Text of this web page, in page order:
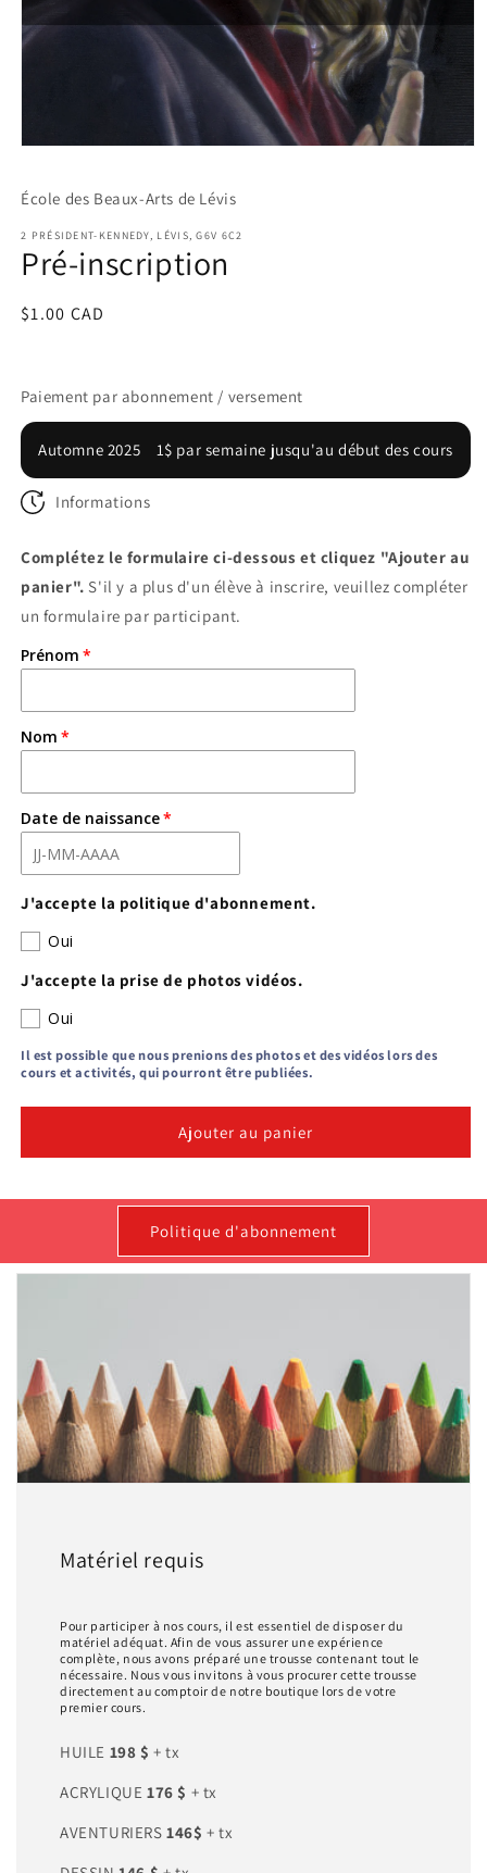
1
une
fenêtre
modale
École des Beaux-Arts de Lévis
2 PRÉSIDENT-KENNEDY, LÉVIS, G6V 6C2
Pré-inscription
Prix
$1.00 CAD
Paiement par abonnement / versement
Automne 2025 1$ par semaine jusqu'au début des cours
Informations
Complétez le formulaire ci-dessous et cliquez "Ajouter au
panier". S'il y a plus d'un élève à inscrire, veuillez compléter
un formulaire par participant.
Prénom
Nom
Date de naissance
J'accepte la politique d'abonnement.
Oui
J'accepte la prise de photos vidéos.
Oui
Il est possible que nous prenions des photos et des vidéos lors des
cours et activités, qui pourront être publiées.
Ajouter au panier
Politique d'abonnement
Matériel requis
Pour participer à nos cours, il est essentiel de disposer du
matériel adéquat. Afin de vous assurer une expérience
complète, nous avons préparé une trousse contenant tout le
nécessaire. Nous vous invitons à vous procurer cette trousse
directement au comptoir de notre boutique lors de votre
premier cours.
HUILE 198 $ + tx
ACRYLIQUE 176 $ + tx
AVENTURIERS146$ + tx